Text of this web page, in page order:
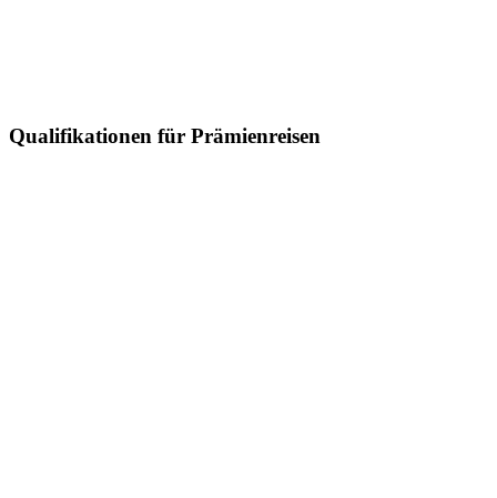
Qualifikationen für Prämienreisen